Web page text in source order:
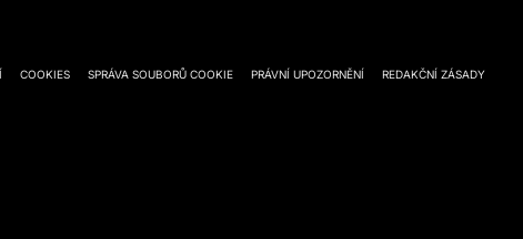
COOKIES SPRÁVA SOUBORŮ COOKIE PRÁVNÍ UPOZORNĚNÍ REDAKČNÍ ZÁSADY